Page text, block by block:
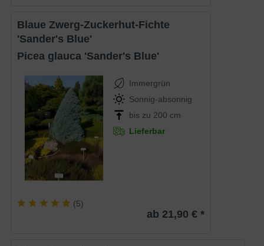
Blaue Zwerg-Zuckerhut-Fichte
'Sander's Blue'
Picea glauca 'Sander's Blue'
Immergrün
Sonnig-absonnig
bis zu 200 cm
Lieferbar
(5)
ab 21,90 € *